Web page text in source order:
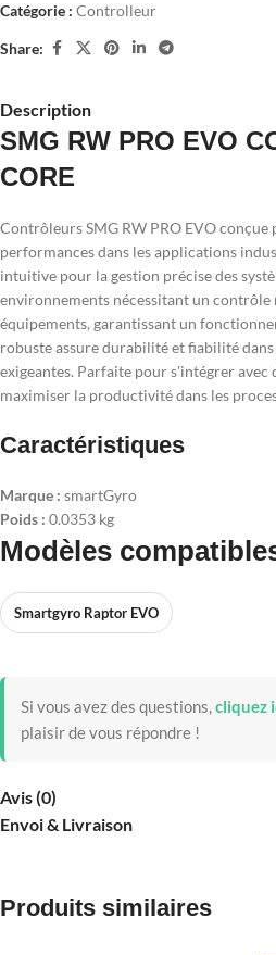
Catégorie : Controlleur
Share:
Description
SMG RW PRO EVO
CORE
Contrôleurs SMG RW PRO EVO
performances dans les applications
intuitive pour la gestion précise des
environnements nécessitant un contrôle
équipements, garantissant un
robuste assure durabilité et fiabilité
exigeantes. Parfaite pour s'intégrer
maximiser la productivité dans les
Caractéristiques
Marque : smartGyro
Poids : 0.0353 kg
Modèles
Smartgyro Raptor EVO
Si vous avez des questions,cliquez
plaisir de vous répondre !
Avis (0)
Envoi & Livraison
Produits similaires